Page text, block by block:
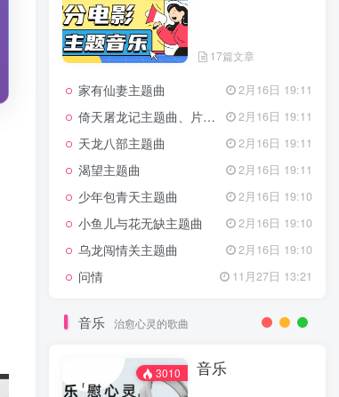
17篇文章
家有仙妻主题曲 2月16日 19:11
倚天屠龙记主题曲、片头曲 2月16日 19:11
天龙八部主题曲 2月16日 19:11
渴望主题曲 2月16日 19:11
少年包青天主题曲 2月16日 19:10
小鱼儿与花无缺主题曲 2月16日 19:10
乌龙闯情关主题曲 2月16日 19:10
问情 11月27日 13:21
音乐 治愈心灵的歌曲
3010 音乐